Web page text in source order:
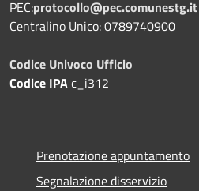
PEC:protocollo@pec.comunestg.it
Centralino Unico: 0789740900
Codice Univoco Ufficio
Codice IPAc_i312
Prenotazione appuntamento
Segnalazione disservizio